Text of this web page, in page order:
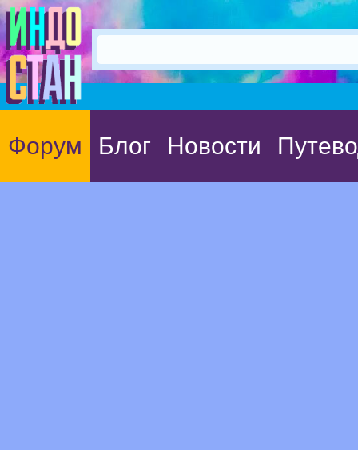
Форум Блог Новости